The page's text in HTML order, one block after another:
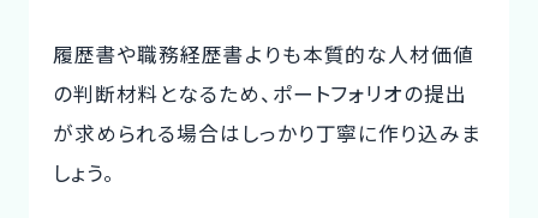
履歴書や職務経歴書よりも本質的な人材価値
の判断材料となるため、ポートフォリオの提出
が求められる場合はしっかり丁寧に作り込みま
しょう。